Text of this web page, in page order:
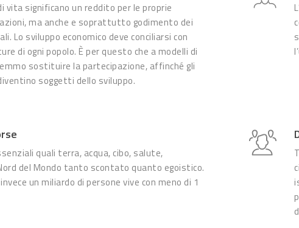
vita significano un reddito per le proprie
ma anche e soprattutto godimento dei
Lo sviluppo economico deve conciliarsi con
di ogni popolo. È per questo che a modelli di
sostituire la partecipazione, affinché gli
soggetti dello sviluppo.
quali terra, acqua, cibo, salute,
del Mondo tanto scontato quanto egoistico.
un miliardo di persone vive con meno di 1